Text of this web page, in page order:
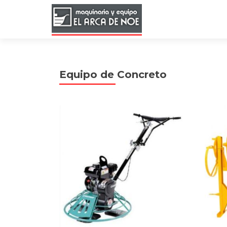
Equipo de Concreto